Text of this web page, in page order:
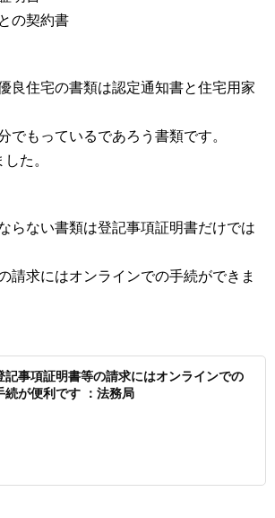
の契約書
良住宅の書類は認定通知書と住宅用家
でもっているであろう書類です。
た。
らない書類は登記事項証明書だけでは
請求にはオンラインでの手続ができま
記事項証明書等の請求にはオンラインでの
続が便利です ：法務局